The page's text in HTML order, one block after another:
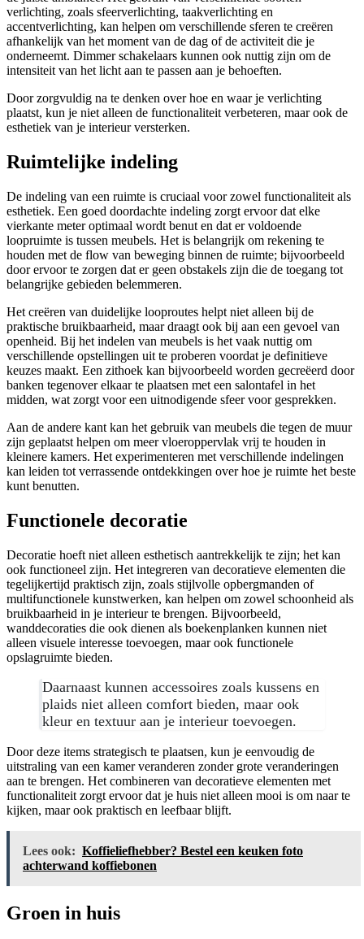
verlichting, zoals sfeerverlichting, taakverlichting en
accentverlichting, kan helpen om verschillende sferen te creëren
afhankelijk van het moment van de dag of de activiteit die je
onderneemt. Dimmer schakelaars kunnen ook nuttig zijn om de
intensiteit van het licht aan te passen aan je behoeften.
Door zorgvuldig na te denken over hoe en waar je verlichting
plaatst, kun je niet alleen de functionaliteit verbeteren, maar ook de
esthetiek van je interieur versterken.
Ruimtelijke indeling
De indeling van een ruimte is cruciaal voor zowel functionaliteit als
esthetiek. Een goed doordachte indeling zorgt ervoor dat elke
vierkante meter optimaal wordt benut en dat er voldoende
loopruimte is tussen meubels. Het is belangrijk om rekening te
houden met de flow van beweging binnen de ruimte; bijvoorbeeld
door ervoor te zorgen dat er geen obstakels zijn die de toegang tot
belangrijke gebieden belemmeren.
Het creëren van duidelijke looproutes helpt niet alleen bij de
praktische bruikbaarheid, maar draagt ook bij aan een gevoel van
openheid. Bij het indelen van meubels is het vaak nuttig om
verschillende opstellingen uit te proberen voordat je definitieve
keuzes maakt. Een zithoek kan bijvoorbeeld worden gecreëerd door
banken tegenover elkaar te plaatsen met een salontafel in het
midden, wat zorgt voor een uitnodigende sfeer voor gesprekken.
Aan de andere kant kan het gebruik van meubels die tegen de muur
zijn geplaatst helpen om meer vloeroppervlak vrij te houden in
kleinere kamers. Het experimenteren met verschillende indelingen
kan leiden tot verrassende ontdekkingen over hoe je ruimte het beste
kunt benutten.
Functionele decoratie
Decoratie hoeft niet alleen esthetisch aantrekkelijk te zijn; het kan
ook functioneel zijn. Het integreren van decoratieve elementen die
tegelijkertijd praktisch zijn, zoals stijlvolle opbergmanden of
multifunctionele kunstwerken, kan helpen om zowel schoonheid als
bruikbaarheid in je interieur te brengen. Bijvoorbeeld,
wanddecoraties die ook dienen als boekenplanken kunnen niet
alleen visuele interesse toevoegen, maar ook functionele
opslagruimte bieden.
Daarnaast kunnen accessoires zoals kussens en
plaids niet alleen comfort bieden, maar ook
kleur en textuur aan je interieur toevoegen.
Door deze items strategisch te plaatsen, kun je eenvoudig de
uitstraling van een kamer veranderen zonder grote veranderingen
aan te brengen. Het combineren van decoratieve elementen met
functionaliteit zorgt ervoor dat je huis niet alleen mooi is om naar te
kijken, maar ook praktisch en leefbaar blijft.
Lees ook: Koffieliefhebber? Bestel een keuken foto
achterwand koffiebonen
Groen in huis